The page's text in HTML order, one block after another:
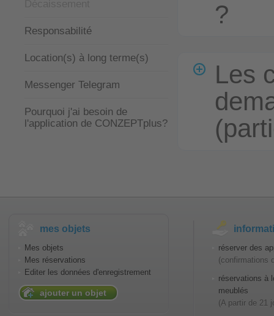
Responsabilité
Location(s) à long terme(s)
Messenger Telegram
Pourquoi j'ai besoin de
l'application de CONZEPTplus?
?
Les
mes objets
Mes objets
Mes réservations
Editer les données d'enregistrement
ajouter un objet
réserver des
(confirmations
réservations à
meublés
(A partir de 21